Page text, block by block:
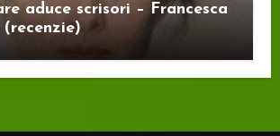
aduce scrisori – Francesca
(recenzie)